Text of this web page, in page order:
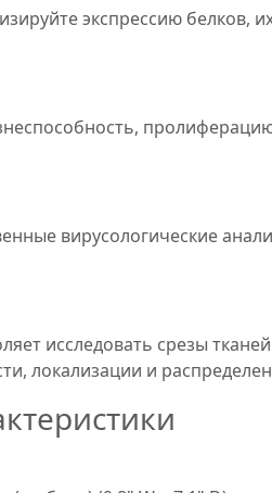
экспрессию белков,
вирусологические
исследовать срезы
локализации и